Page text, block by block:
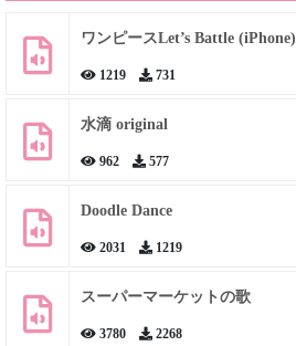
ワンピースLet’s Battle (iPhone)
1219 731
水滴 original
962 577
Doodle Dance
2031 1219
スーパーマーケットの歌
3780 2268